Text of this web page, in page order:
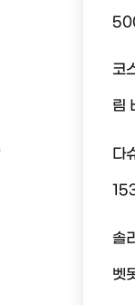
코
림
다
솔
벳